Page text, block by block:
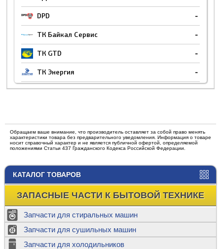
КАТАЛОГ ТОВАРОВ
ЗАПАСНЫЕ ЧАСТИ К БЫТОВОЙ ТЕХНИКЕ
Запчасти для стиральных машин
Запчасти для сушильных машин
Запчасти для холодильников
DPD -
ТК Байкал Сервис -
ТК GTD -
ТК Энергия -
Обращаем ваше внимание, что производитель оставляет за собой право менять
характеристики товара без предварительного уведомления. Информация о товаре
носит справочный характер и не является публичной офертой, определяемой
положениями Статьи 437 Гражданского Кодекса Российской Федерации.